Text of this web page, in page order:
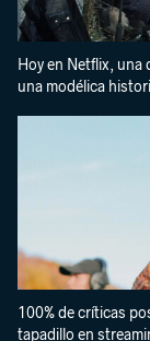
Hoy en Netflix, una
una modélica
100% de críticas
tapadillo en